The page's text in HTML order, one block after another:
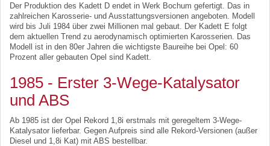
Der Produktion des Kadett D endet in Werk Bochum gefertigt. Das in
zahlreichen Karosserie- und Ausstattungsversionen angeboten. Modell
wird bis Juli 1984 über zwei Millionen mal gebaut. Der Kadett E folgt
dem aktuellen Trend zu aerodynamisch optimierten Karosserien. Das
Modell ist in den 80er Jahren die wichtigste Baureihe bei Opel: 60
Prozent aller gebauten Opel sind Kadett.
1985 - Erster 3-Wege-Katalysator
und ABS
Ab 1985 ist der Opel Rekord 1,8i erstmals mit geregeltem 3-Wege-
Katalysator lieferbar. Gegen Aufpreis sind alle Rekord-Versionen (außer
Diesel und 1,8i Kat) mit ABS bestellbar.